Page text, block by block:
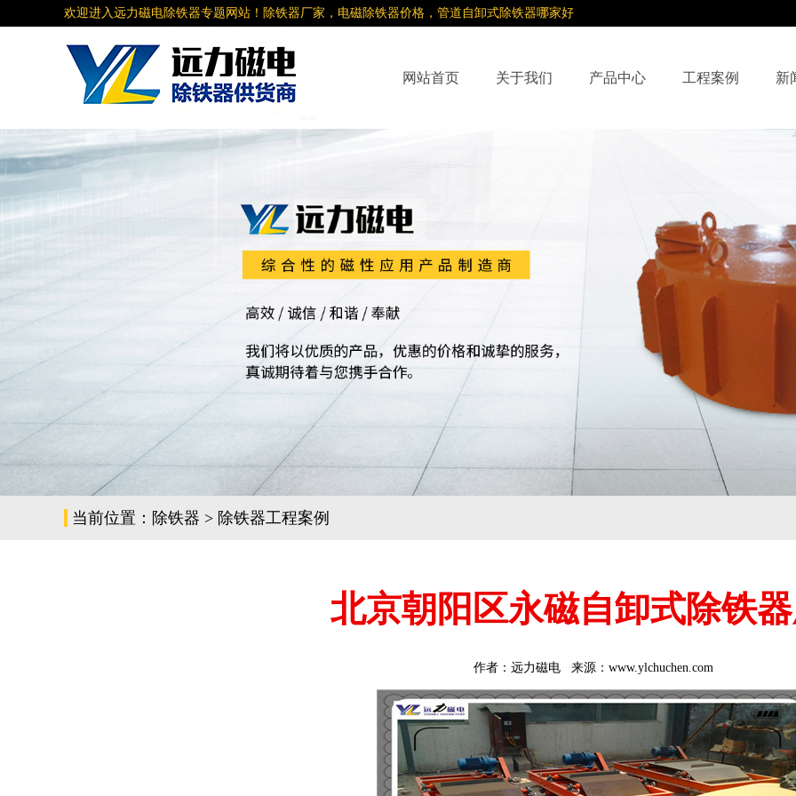
欢迎进入远力磁电除铁器专题网站！除铁器厂家，电磁除铁器价格，管道自卸式除铁器哪家好
网站首页 关于我们 产品中心 工程案例 新
当前位置： 除铁器 > 除铁器工程案例
北京朝阳区永磁自卸式除铁
作者： 远力磁电 来源：www.ylchuchen.com